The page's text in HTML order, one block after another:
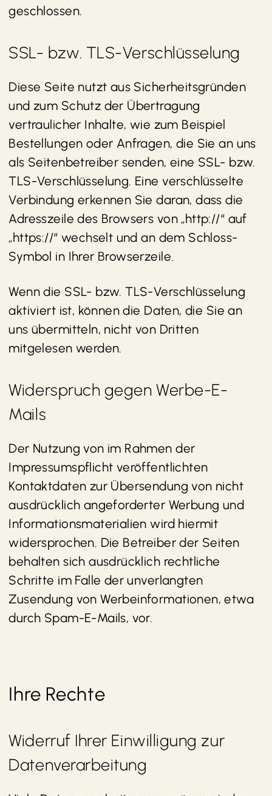
geschlossen.
SSL- bzw. TLS-Verschlüsselung
Diese Seite nutzt aus Sicherheitsgründen
und zum Schutz der Übertragung
vertraulicher Inhalte, wie zum Beispiel
Bestellungen oder Anfragen, die Sie an uns
als Seitenbetreiber senden, eine SSL- bzw.
TLS-Verschlüsselung. Eine verschlüsselte
Verbindung erkennen Sie daran, dass die
Adresszeile des Browsers von „http://“ auf
„https://“ wechselt und an dem Schloss-
Symbol in Ihrer Browserzeile.
Wenn die SSL- bzw. TLS-Verschlüsselung
aktiviert ist, können die Daten, die Sie an
uns übermitteln, nicht von Dritten
mitgelesen werden.
Widerspruch gegen Werbe-E-
Mails
Der Nutzung von im Rahmen der
Impressumspflicht veröffentlichten
Kontaktdaten zur Übersendung von nicht
ausdrücklich angeforderter Werbung und
Informationsmaterialien wird hiermit
widersprochen. Die Betreiber der Seiten
behalten sich ausdrücklich rechtliche
Schritte im Falle der unverlangten
Zusendung von Werbeinformationen, etwa
durch Spam-E-Mails, vor.
Ihre Rechte
Widerruf Ihrer Einwilligung zur
Datenverarbeitung